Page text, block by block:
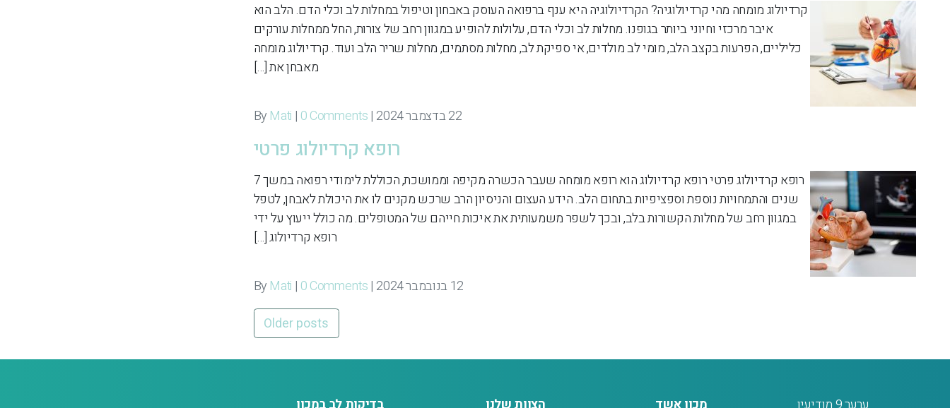
קרדיולוג מומחה מהי קרדיולוגיה? הקרדיולוגיה היא ענף ברפואה העוסק באבחון וטיפול במחלות לב וכלי הדם. הלב הוא
איבר מרכזי וחיוני ביותר בגופנו. מחלות לב וכלי הדם, עלולות להופיע במגוון רחב של צורות, החל ממחלות עורקים
כליליים, הפרעות בקצב הלב, מומי לב מולדים, אי ספיקת לב, מחלות מסתמים, מחלות שריר הלב ועוד. קרדיולוג מומחה
מאבחן את […]
22 בדצמבר 2024 | By Mati | 0 Comments
רופא קרדיולוג פרטי
רופא קרדיולוג פרטי רופא קרדיולוג הוא רופא מומחה שעבר הכשרה מקיפה וממושכת, הכוללת לימודי רפואה במשך 7
שנים והתמחויות נוספת וספציפיות בתחום הלב. הידע העצום והניסיון הרב שרכש מקנים לו את היכולת לאבחן, לטפל
במגוון רחב של מחלות הקשורות בלב, ובכך לשפר משמעותית את איכות חייהם של המטופלים. מה כולל ייעוץ על ידי
רופא קרדיולוג […]
12 בנובמבר 2024 | By Mati | 0 Comments
Older posts